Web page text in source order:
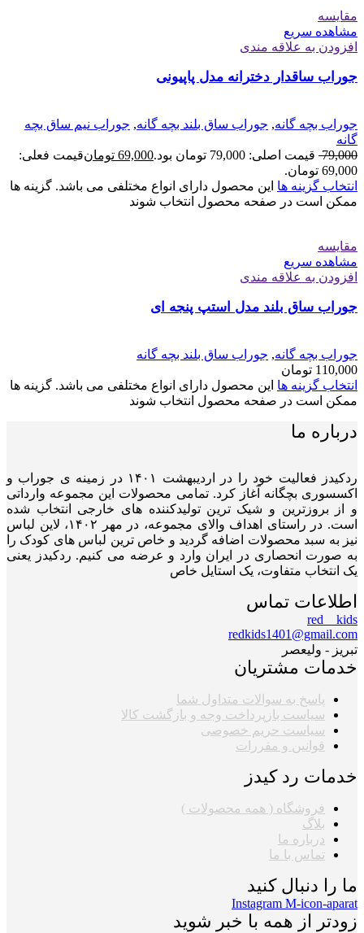
مقایسه
مشاهده سریع
افزودن به علاقه مندی
جوراب ساقدار دخترانه مدل پاپیونی
جوراب بچه گانه, جوراب ساق بلند بچه گانه, جوراب نیم ساق بچه
گانه
79,000 قیمت اصلی: 79,000 تومان بود. 69,000 تومانقیمت فعلی:
69,000 تومان.
انتخاب گزینه ها این محصول دارای انواع مختلفی می باشد. گزینه ها
ممکن است در صفحه محصول انتخاب شوند
مقایسه
مشاهده سریع
افزودن به علاقه مندی
جوراب ساق بلند مدل استپ پنجه ای
جوراب بچه گانه, جوراب ساق بلند بچه گانه
110,000 تومان
انتخاب گزینه ها این محصول دارای انواع مختلفی می باشد. گزینه ها
ممکن است در صفحه محصول انتخاب شوند
درباره ما
ردکیدز فعالیت خود را در اردیبهشت ۱۴۰۱ در زمینه ی جوراب و
اکسسوری بچگانه آغاز کرد. تمامی محصولات این مجموعه وارداتی
و از بروزترین و شیک ترین تولیدکننده های خارجی انتخاب شده
است. در راستای اهداف والای مجموعه، در مهر ۱۴۰۲، لاین لباس
نیز به سبد محصولات اضافه گردید و خاص ترین لباس های کودک را
به صورت انحصاری در ایران وارد و عرضه می کنیم. ردکیدز یعنی
یک انتخاب متفاوت، یک استایل خاص
اطلاعات تماس
red__kids
redkids1401@gmail.com
تبریز - ولیعصر
خدمات مشتریان
پاسخ به سوالات متداول شما
سیاست بازپرداخت وجه و بازگشت کالا
سیاست حریم خصوصی
قوانین و مقررات
خدمات رد کیدز
فروشگاه ( همه محصولات )
بلاگ
درباره ما
تماس با ما
ما را دنبال کنید
Instagram M-icon-aparat
زودتر از همه با خبر شوید